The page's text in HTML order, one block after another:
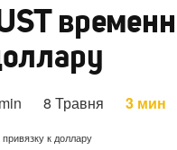
8 Травня 3 мин